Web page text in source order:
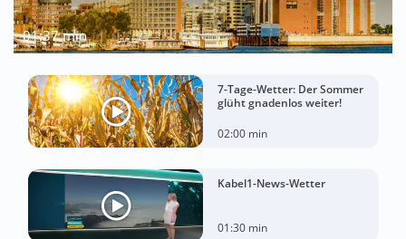
01:37 min
7-Tage-Wetter: Der Sommer
glüht gnadenlos weiter!
02:00 min
Kabel1-News-Wetter
01:30 min